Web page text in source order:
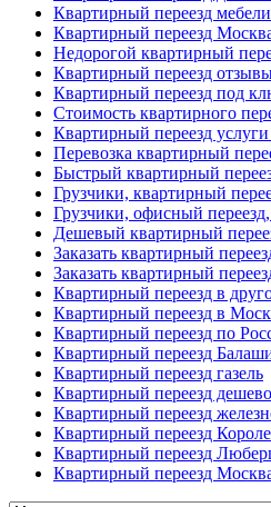
Квартирный переезд мебели
Квартирный переезд
Недорогой квартирный
Квартирный переезд
Квартирный переезд под
Стоимость квартирного
Квартирный переезд услуги
Перевозка квартирный
Быстрый квартирный
Грузчики, квартирный
Грузчики, офисный
Дешевый квартирный
Заказать квартирный
Заказать квартирный
Квартирный переезд в
Квартирный переезд в
Квартирный переезд по
Квартирный переезд
Квартирный переезд газель
Квартирный переезд
Квартирный переезд
Квартирный переезд
Квартирный переезд
Квартирный переезд